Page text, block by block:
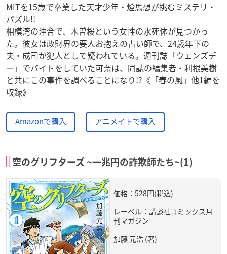
MITを15歳で卒業した天才少年・燈馬想が挑むミステリ・
パズル!!
相模湾の沖合で、木曽桜という女性の水死体が見つかっ
た。彼女は政財界の要人お抱えの占い師で、24歳年下の
夫・成司が犯人として疑われている。週刊誌「ウェンズデ
ー」でバイトをしていた可奈は、同誌の編集者・利根美樹
と共にこの事件を調べることになり!?《「春の風」他1編を
収録》
Amazonで購入 アニメイトで購入
空のグリフターズ ~一兆円の詐欺師たち~(1)
価格：528円(税込)
レーベル：講談社コミックス月
刊マガジン
加藤 元浩 (著)